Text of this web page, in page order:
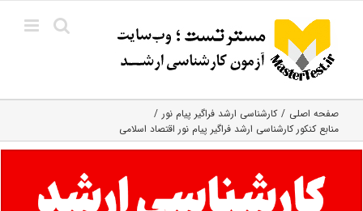
content
صفحه اصلی
کارشناسی ارشد فراگیر پیام نور
منابع کنکور کارشناسی ارشد فراگیر پیام نور اقتصاد اسلامی